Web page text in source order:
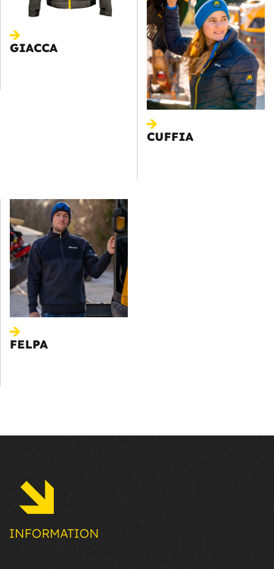
GIACCA
CUFFIA
FELPA
INFORMATION